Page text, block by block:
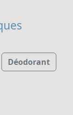
Déodorant